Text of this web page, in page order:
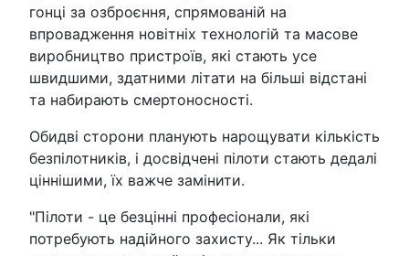
гонці за озброєння, спрямованій на
впровадження новітніх технологій та масове
виробництво пристроїв, які стають усе
швидшими, здатними літати на більші відстані
та набирають смертоносності.
Обидві сторони планують нарощувати кількість
безпілотників, і досвідчені пілоти стають дедалі
ціннішими, їх важче замінити.
"Пілоти - це безцінні професіонали, які
потребують надійного захисту... Як тільки